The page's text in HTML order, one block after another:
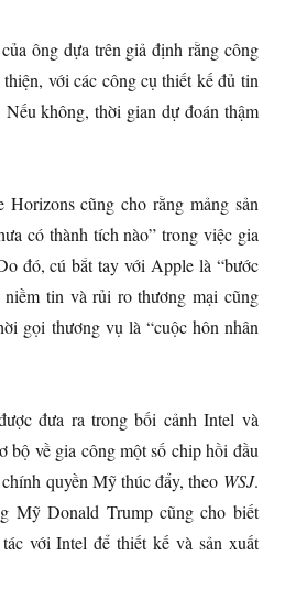
ông dựa trên giả định rằng công
với các công cụ thiết kế đủ tin
không, thời gian dự đoán thậm
Horizons cũng cho rằng mảng sản
có thành tích nào” trong việc gia
đó, cú bắt tay với Apple là “bước
niềm tin và rủi ro thương mại cũng
gọi thương vụ là “cuộc hôn nhân
đưa ra trong bối cảnh Intel và
bộ về gia công một số chip hồi đầu
quyền Mỹ thúc đẩy, theo WSJ.
Mỹ Donald Trump cũng cho biết
với Intel để thiết kế và sản xuất